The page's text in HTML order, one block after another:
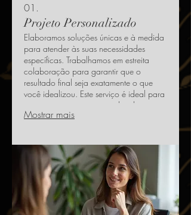
01.
Projeto Personalizado
Elaboramos soluções únicas e à medida
para atender às suas necessidades
específicas. Trabalhamos em estreita
colaboração para garantir que o
resultado final seja exatamente o que
você idealizou. Este serviço é ideal para
projetos que exigem uma abordagem
diferenciada e criativa.
Mostrar mais